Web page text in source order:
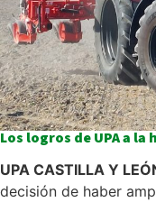
Los logros de UPA a
UPA CASTILLA Y
decisión de haber